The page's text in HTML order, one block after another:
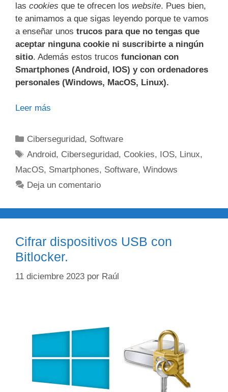
las cookies que te ofrecen los website. Pues bien,
te animamos a que sigas leyendo porque te vamos
a enseñar unos trucos para que no tengas que
aceptar ninguna cookie ni suscribirte a ningún
sitio. Además estos trucos funcionan con
Smartphones (Android, IOS) y con ordenadores
personales (Windows, MacOS, Linux).
Leer más
Categorías
Ciberseguridad, Software
Etiquetas
Android, Ciberseguridad, Cookies, IOS, Linux,
MacOS, Smartphones, Software, Windows
Deja un comentario
Cifrar dispositivos USB con
Bitlocker.
11 diciembre 2023 por Raúl